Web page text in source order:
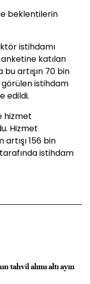
beklentilerin
istihdamı
katılan
artışın 70 bin
görülen istihdam
edildi.
hizmet
Hizmet
156 bin
istihdam
tahvil alımı altı ayın